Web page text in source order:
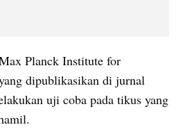
Planck Institute for
dipublikasikan di jurnal
uji coba pada tikus yang